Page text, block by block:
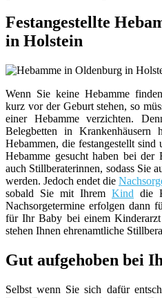
Festangestellte
in Holstein
Wenn Sie keine Hebamme
kurz vor der Geburt stehen, so
einer Hebamme verzichten.
Belegbetten in
Hebammen, die festangestellt
Hebamme gesucht haben bei
auch Stillberaterinnen, sodass Sie
werden. Jedoch endet die
sobald Sie mit Ihrem Kind die
Nachsorgetermine erfolgen dann
für Ihr Baby bei einem
stehen Ihnen ehrenamtliche
Gut aufgehoben bei
Selbst wenn Sie sich dafür